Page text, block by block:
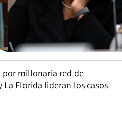
por millonaria red de
La Florida lideran los casos